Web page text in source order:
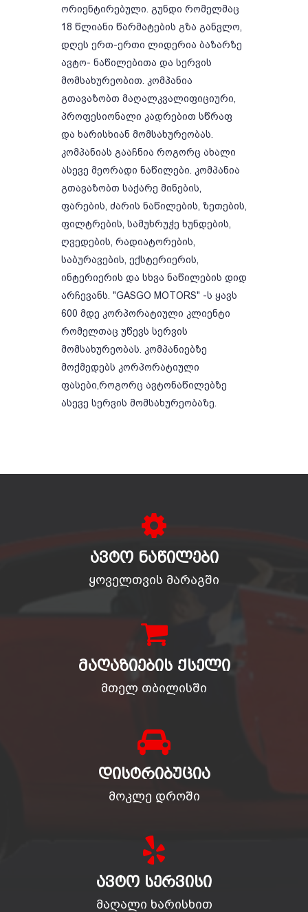
ორიენტირებული. გუნდი რომელმაც
18 წლიანი წარმატების გზა განვლო,
დღეს ერთ-ერთი ლიდერია ბაზარზე
ავტო- ნაწილებითა და სერვის
მომსახურეობით. კომპანია
გთავაზობთ მაღალკვალიფიციური,
პროფესიონალი კადრებით სწრაფ
და ხარისხიან მომსახურეობას.
კომპანიას გააჩნია როგორც ახალი
ასევე მეორადი ნაწილები. კომპანია
გთავაზობთ საქარე მინების,
ფარების, ძარის ნაწილების, ზეთების,
ფილტრების, სამუხრუჭე ხუნდების,
ღვედების, რადიატორების,
საბურავების, ექსტერიერის,
ინტერიერის და სხვა ნაწილების დიდ
არჩევანს. "GASGO MOTORS" -ს ყავს
600 მდე კორპორატიული კლიენტი
რომელთაც უწევს სერვის
მომსახურეობას. კომპანიებზე
მოქმედებს კორპორატიული
ფასები,როგორც ავტონაწილებზე
ასევე სერვის მომსახურეობაზე.
ᲐᲕᲢᲝ ᲜᲐᲬᲘᲚᲔᲑᲘ
ყოველთვის მარაგში
ᲛᲐᲦᲐᲖᲘᲔᲑᲘᲡ ᲥᲡᲔᲚᲘ
მთელ თბილისში
ᲓᲘᲡᲢᲠᲘᲑᲣᲪᲘᲐ
მოკლე დროში
ᲐᲕᲢᲝ ᲡᲔᲠᲕᲘᲡᲘ
მაღალი ხარისხით